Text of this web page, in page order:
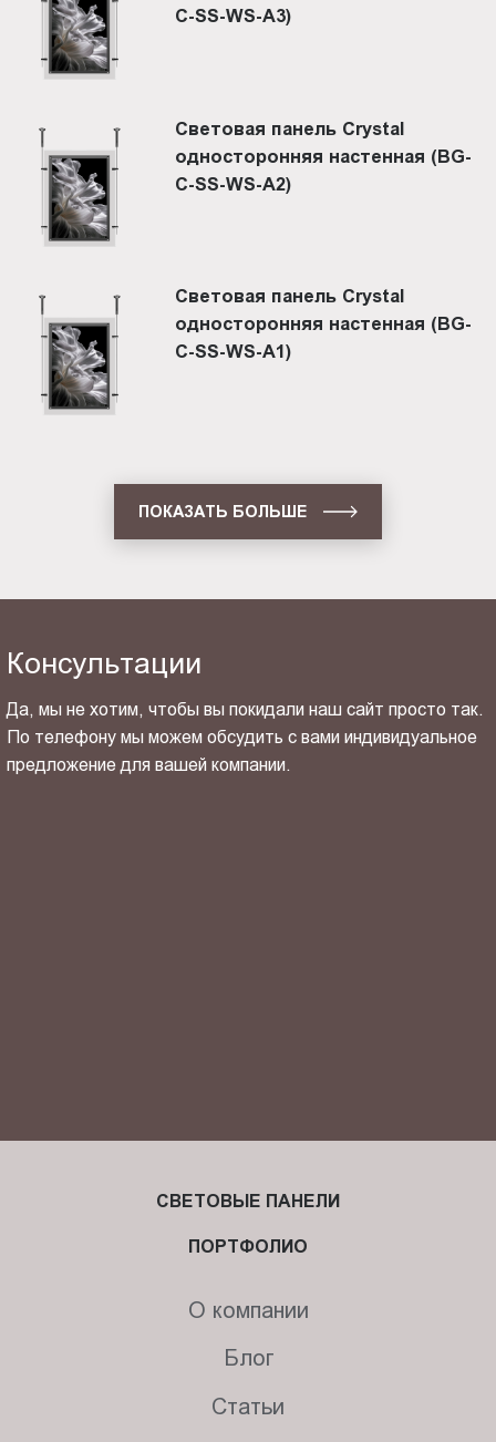
C-SS-WS-A3)
Световая панель Crystal
односторонняя настенная (BG-
C-SS-WS-A2)
Световая панель Crystal
односторонняя настенная (BG-
C-SS-WS-A1)
ПОКАЗАТЬ БОЛЬШЕ
Консультации
Да, мы не хотим, чтобы вы покидали наш сайт просто так.
По телефону мы можем обсудить с вами индивидуальное
предложение для вашей компании.
СВЕТОВЫЕ ПАНЕЛИ
ПОРТФОЛИО
О компании
Блог
Статьи